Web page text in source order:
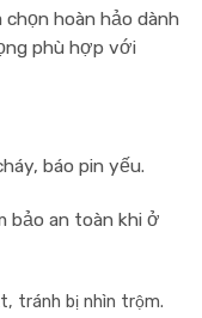
hoàn hảo dành
phù hợp với
báo pin yếu.
bảo an toàn khi ở
tránh bị nhìn trộm.